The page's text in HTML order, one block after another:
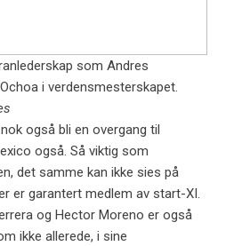
som Andres
i verdensmesterskapet.
også bli en overgang til
også. Så viktig som
det samme kan ikke sies på
er garantert medlem av start-XI.
og Hector Moreno er også
ikke allerede, i sine